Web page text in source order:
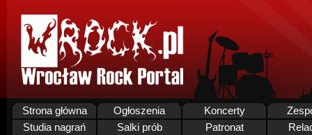
Strona główna Ogłoszenia Koncerty
Studia nagrań
Salki prób Patronat